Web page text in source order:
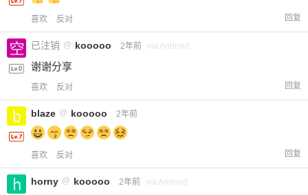
喜欢 反对 回复
已注销 @ kooooo 2年前 via Android
谢谢分享
喜欢 反对 回复
blaze @ kooooo 2年前
喜欢 反对 回复
horny @ kooooo 2年前 via Android
限。